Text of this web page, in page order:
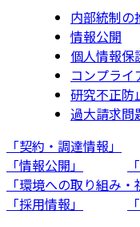
内部統制の
情報公開
個人情報保
コンプライ
研究不正防
過大請求問
「契約・調達情報」
「情報公開」
「環境への取り組み・
「採用情報」